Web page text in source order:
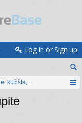
Log in or Sign up
kućišta, periferija